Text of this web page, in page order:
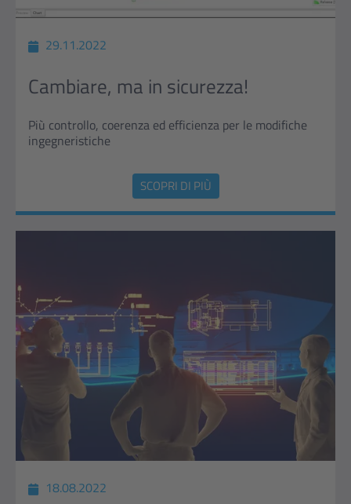
29.11.2022
Cambiare, ma in sicurezza!
Più controllo, coerenza ed efficienza per le modifiche
ingegneristiche
SCOPRI DI PIÙ
18.08.2022